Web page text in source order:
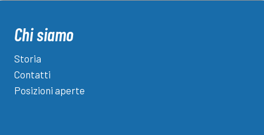
Chi siamo
Storia
Contatti
Posizioni aperte